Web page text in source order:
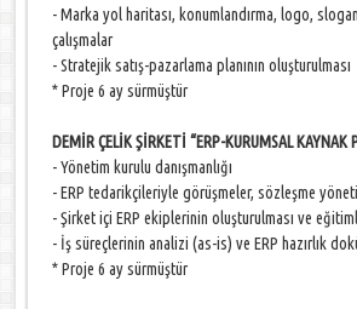
- Marka yol haritası, konumlandırma, logo,
çalışmalar
- Stratejik satış-pazarlama planının oluşturulması
* Proje 6 ay sürmüştür
DEMİR ÇELİK ŞİRKETİ “ERP-KURUMSAL KAYNAK
- Yönetim kurulu danışmanlığı
- ERP tedarikçileriyle görüşmeler, sözleşme
- Şirket içi ERP ekiplerinin oluşturulması ve
- İş süreçlerinin analizi (as-is) ve ERP hazırlık
* Proje 6 ay sürmüştür